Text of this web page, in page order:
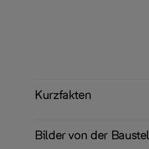
Kurzfakten
Bilder von der